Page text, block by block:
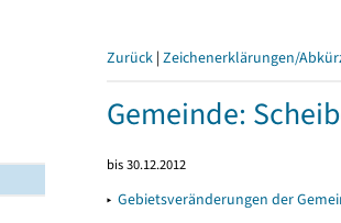
Zurück | Zeichenerklärungen/
Gemeinde:
bis 30.12.2012
▸ Gebietsveränderungen der